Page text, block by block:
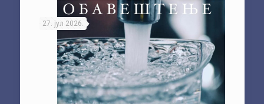
27. јул 2026.